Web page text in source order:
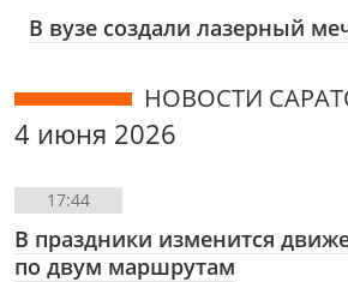
В вузе создали лазерный
НОВОСТИ
4 июня 2026
17:44
В праздники изменится
по двум маршрутам